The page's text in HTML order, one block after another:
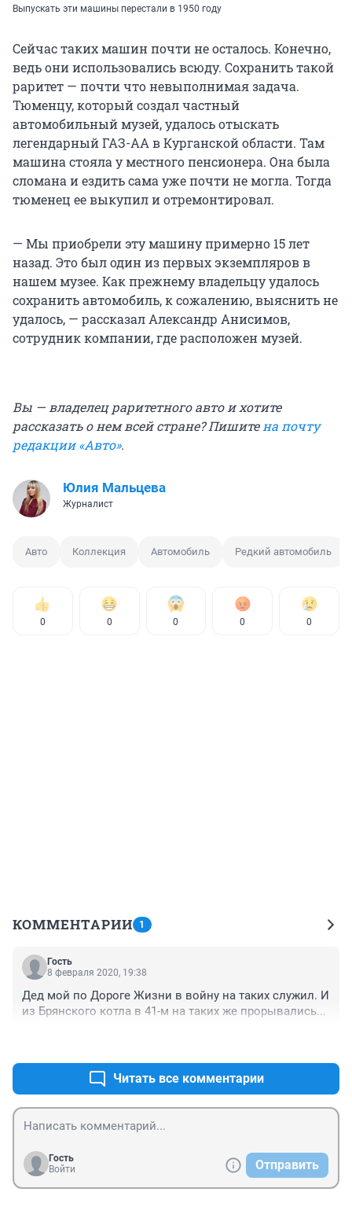
Выпускать эти машины перестали в 1950 году
Сейчас таких машин почти не осталось. Конечно,
ведь они использовались всюду. Сохранить такой
раритет — почти что невыполнимая задача.
Тюменцу, который создал частный
автомобильный музей, удалось отыскать
легендарный ГАЗ-АА в Курганской области. Там
машина стояла у местного пенсионера. Она была
сломана и ездить сама уже почти не могла. Тогда
тюменец ее выкупил и отремонтировал.
— Мы приобрели эту машину примерно 15 лет
назад. Это был один из первых экземпляров в
нашем музее. Как прежнему владельцу удалось
сохранить автомобиль, к сожалению, выяснить не
удалось, — рассказал Александр Анисимов,
сотрудник компании, где расположен музей.
Вы — владелец раритетного авто и хотите
рассказать о нем всей стране? Пишите на почту
редакции «Авто».
Юлия Мальцева
Журналист
Авто Коллекция Автомобиль Редкий автомобиль
0 0 0 0 0
КОММЕНТАРИИ 1
Гость
8 февраля 2020, 19:38
Дед мой по Дороге Жизни в войну на таких служил. И
из Брянского котла в 41-м на таких же прорывались...
Читать все комментарии
Гость
Войти
Отправить